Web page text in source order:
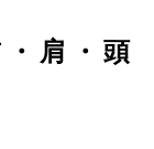
肩・頭